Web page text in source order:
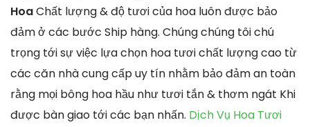
HoaChất lượng & độ tươi của hoa luôn được bảo
đảm ở các bước Ship hàng. Chúng chúng tôi chú
trọng tới sự việc lựa chọn hoa tươi chất lượng cao từ
các căn nhà cung cấp uy tín nhằm bảo đảm an toàn
rằng mọi bông hoa hầu như tươi tắn & thơm ngát Khi
được bàn giao tới các bạn nhấn. Dịch Vụ Hoa Tươi